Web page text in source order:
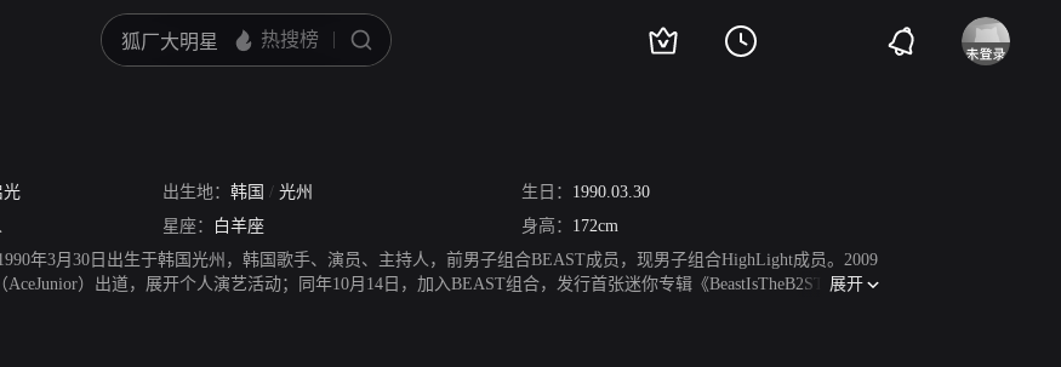
光 出生地： 韩国 / 光州 生日： 1990.03.30
星座： 白羊座 身高： 172cm
年3月30日出生于韩国光州，韩国歌手、演员、主持人，前男子组合BEAST成员，现男子组合HighLight成员。2009
）出道，展开个人演艺活动；同年10月14日，加入BEAST组合，发行首张迷你专辑《BeastIsTheB2ST》。20
语专辑《BEAST-JapanPremiumEdition》；同年12月29日，获得MBC演艺大赏人气奖。2011年1月，出演电视剧《我的
30日，获得MBC演技大赏新人奖。2013年6月，主演电视剧《我的朋友还活着》，饰演京肃；7月19日，发行第二张
》；10月，主演电视剧《二十岁》，饰演李起光。2014年6月16日，发行第六张迷你专辑《GoodLuck》。2015
展开